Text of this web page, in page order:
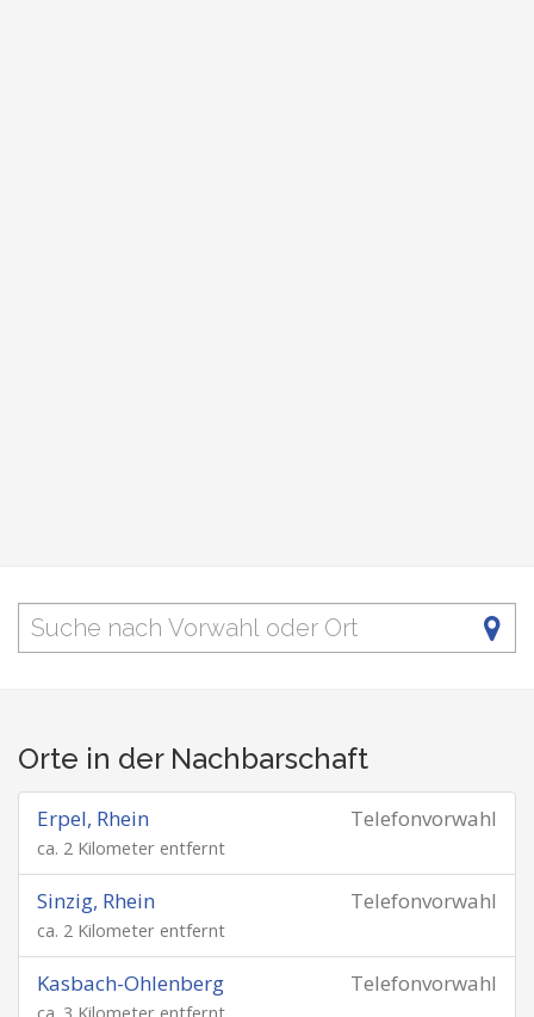
Orte in der Nachbarschaft
Telefonvorwahl
Erpel, Rhein
ca. 2 Kilometer entfernt
Telefonvorwahl
Sinzig, Rhein
ca. 2 Kilometer entfernt
Telefonvorwahl
Kasbach-Ohlenberg